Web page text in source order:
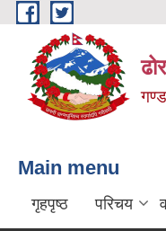
Skip to main content
Main menu
गृहपृष्ठ परिचय